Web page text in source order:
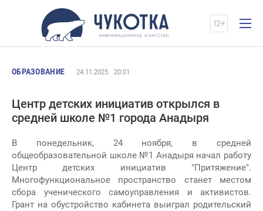
ОБРАЗОВАНИЕ 24.11.2025 20:01
Центр детских инициатив открылся в
средней школе №1 города Анадыря
В понедельник, 24 ноября, в средней
общеобразовательной школе №1 Анадыря начал работу
Центр детских инициатив "Притяжение".
Многофункциональное пространство станет местом
сбора ученического самоуправления и активистов.
Грант на обустройство кабинета выиграл родительский